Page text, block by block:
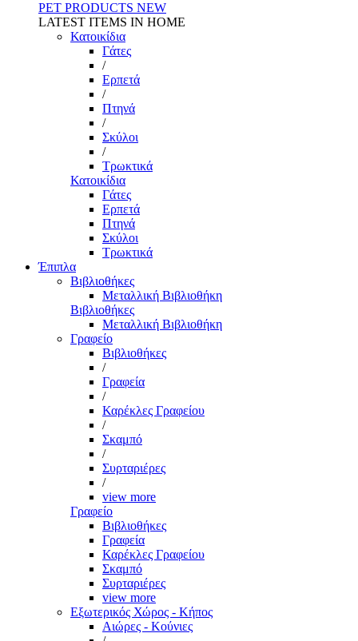
PET PRODUCTS NEW
LATEST ITEMS IN HOME
Κατοικίδια
Γάτες
/
Ερπετά
/
Πτηνά
/
Σκύλοι
/
Τρωκτικά
Κατοικίδια
Γάτες
Ερπετά
Πτηνά
Σκύλοι
Τρωκτικά
Έπιπλα
Βιβλιοθήκες
Μεταλλική Βιβλιοθήκη
Βιβλιοθήκες
Μεταλλική Βιβλιοθήκη
Γραφείο
Βιβλιοθήκες
/
Γραφεία
/
Καρέκλες Γραφείου
/
Σκαμπό
/
Συρταριέρες
/
view more
Γραφείο
Βιβλιοθήκες
Γραφεία
Καρέκλες Γραφείου
Σκαμπό
Συρταριέρες
view more
Εξωτερικός Χώρος - Κήπος
Αιώρες - Κούνιες